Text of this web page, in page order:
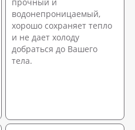
водонепроницаемый,
хорошо сохраняет тепло
и не дает холоду
добраться до Вашего
тела.